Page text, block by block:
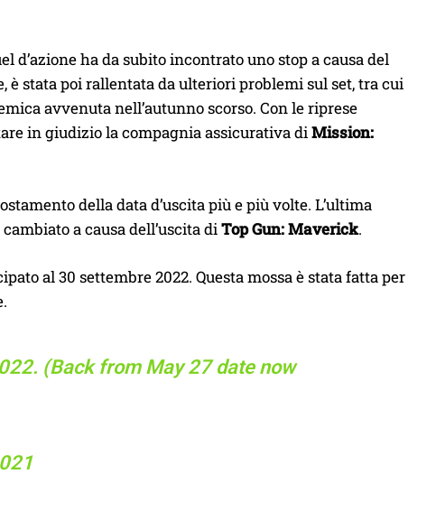
ha da subito incontrato uno stop a causa del
è stata poi rallentata da ulteriori problemi sul set, tra cui
avvenuta nell’autunno scorso. Con le riprese
in giudizio la compagnia assicurativa diMission:
della data d’uscita più e più volte. L’ultima
a causa dell’uscita diTop Gun: Maverick.
al 30 settembre 2022. Questa mossa è stata fatta per
(Back from May 27 date now